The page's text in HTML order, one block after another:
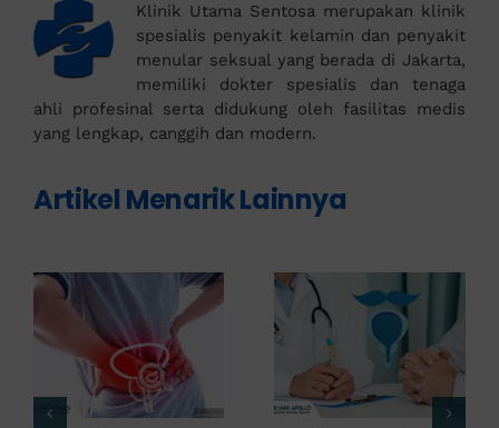
Klinik Utama Sentosa merupakan klinik
spesialis penyakit kelamin dan penyakit
menular seksual yang berada di Jakarta,
memiliki dokter spesialis dan tenaga
ahli profesinal serta didukung oleh fasilitas medis
yang lengkap, canggih dan modern.
Artikel Menarik Lainnya